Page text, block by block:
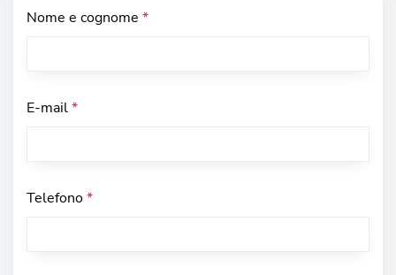
Nome e cognome *
E-mail*
Telefono*